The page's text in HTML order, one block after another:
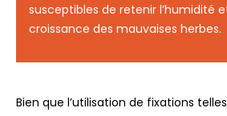
susceptibles de retenir l’humidité
croissance des mauvaises herbes.
Bien que l’utilisation de fixations